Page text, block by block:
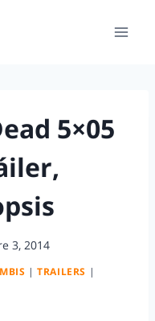
5×05
3, 2014
|TRAILERS |